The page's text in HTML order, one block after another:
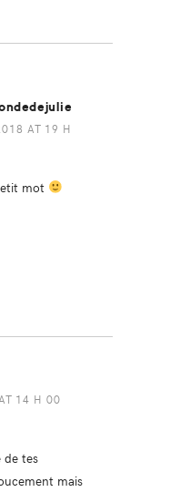
AT 19 H
mot
14 H 00
de tes
mais